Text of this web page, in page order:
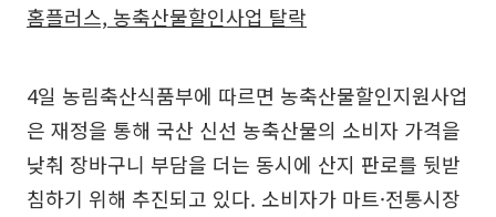
홈플러스, 농축산물할인사업 탈락
4일 농림축산식품부에 따르면 농축산물할인지원사업
은 재정을 통해 국산 신선 농축산물의 소비자 가격을
낮춰 장바구니 부담을 더는 동시에 산지 판로를 뒷받
침하기 위해 추진되고 있다. 소비자가 마트·전통시장